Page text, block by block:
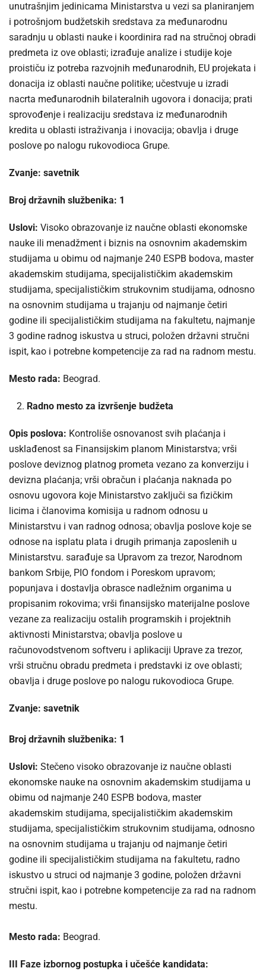
unutrašnjim jedinicama Ministarstva u vezi sa planiranjem
i potrošnjom budžetskih sredstava za međunarodnu
saradnju u oblasti nauke i koordinira rad na stručnoj obradi
predmeta iz ove oblasti; izrađuje analize i studije koje
proističu iz potreba razvojnih međunarodnih, EU projekata i
donacija iz oblasti naučne politike; učestvuje u izradi
nacrta međunarodnih bilateralnih ugovora i donacija; prati
sprovođenje i realizaciju sredstava iz međunarodnih
kredita u oblasti istraživanja i inovacija; obavlja i druge
poslove po nalogu rukovodioca Grupe.
Zvanje: savetnik
Broj državnih službenika: 1
Uslovi: Visoko obrazovanje iz naučne oblasti ekonomske
nauke ili menadžment i biznis na osnovnim akademskim
studijama u obimu od najmanje 240 ESPB bodova, master
akademskim studijama, specijalističkim akademskim
studijama, specijalističkim strukovnim studijama, odnosno
na osnovnim studijama u trajanju od najmanje četiri
godine ili specijalističkim studijama na fakultetu, najmanje
3 godine radnog iskustva u struci, položen državni stručni
ispit, kao i potrebne kompetencije za rad na radnom mestu.
Mesto rada: Beograd.
Radno mesto za izvršenje budžeta
Opis poslova: Kontroliše osnovanost svih plaćanja i
usklađenost sa Finansijskim planom Ministarstva; vrši
poslove deviznog platnog prometa vezano za konverziju i
devizna plaćanja; vrši obračun i plaćanja naknada po
osnovu ugovora koje Ministarstvo zaključi sa fizičkim
licima i članovima komisija u radnom odnosu u
Ministarstvu i van radnog odnosa; obavlja poslove koje se
odnose na isplatu plata i drugih primanja zaposlenih u
Ministarstvu. sarađuje sa Upravom za trezor, Narodnom
bankom Srbije, PIO fondom i Poreskom upravom;
popunjava i dostavlja obrasce nadležnim organima u
propisanim rokovima; vrši finansijsko materijalne poslove
vezane za realizaciju ostalih programskih i projektnih
aktivnosti Ministarstva; obavlja poslove u
računovodstvenom softveru i aplikaciji Uprave za trezor,
vrši stručnu obradu predmeta i predstavki iz ove oblasti;
obavlja i druge poslove po nalogu rukovodioca Grupe.
Zvanje: savetnik
Broj državnih službenika: 1
Uslovi: Stečeno visoko obrazovanje iz naučne oblasti
ekonomske nauke na osnovnim akademskim studijama u
obimu od najmanje 240 ESPB bodova, master
akademskim studijama, specijalističkim akademskim
studijama, specijalističkim strukovnim studijama, odnosno
na osnovnim studijama u trajanju od najmanje četiri
godine ili specijalističkim studijama na fakultetu, radno
iskustvo u struci od najmanje 3 godine, položen državni
stručni ispit, kao i potrebne kompetencije za rad na radnom
mestu.
Mesto rada: Beograd.
III Faze izbornog postupka i učešće kandidata: